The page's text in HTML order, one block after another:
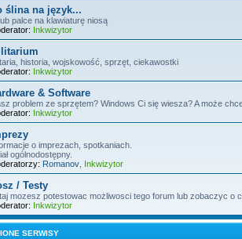
ślina na język...
lub palce na klawiaturę niosą
Inkwizytor
historia, wojskowość, sprzęt, ciekawostki
Inkwizytor
& Software
problem ze sprzętem? Windows Ci się wiesza? A może
Inkwizytor
o imprezach, spotkaniach.
ogólnodostępny.
Romanov Inkwizytor
/ Testy
mozesz potestowac możliwosci tego forum lub zobaczyc o
Inkwizytor
SERWISY